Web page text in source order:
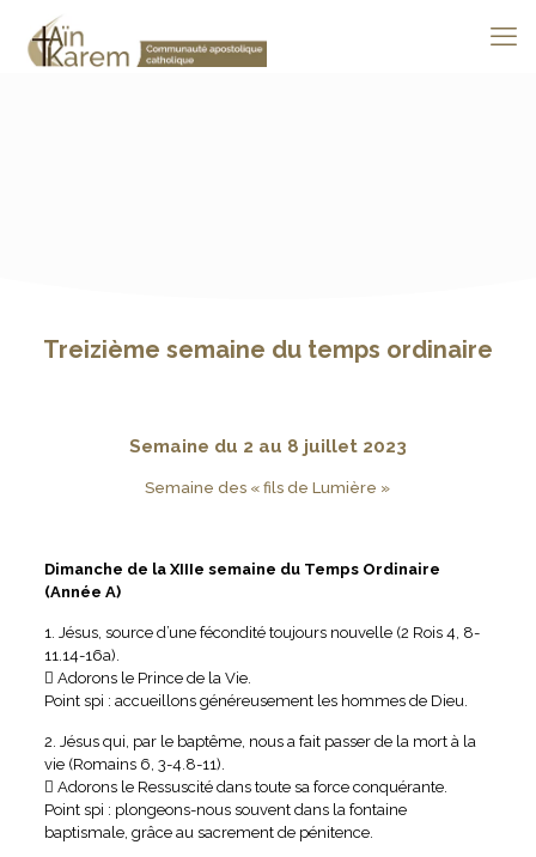
Treizième semaine du temps ordinaire
Semaine du 2 au 8 juillet 2023
Semaine des « fils de Lumière »
Dimanche de la XIIIe semaine du Temps Ordinaire
(Année A)
1. Jésus, source d’une fécondité toujours nouvelle (2 Rois 4, 8-
11.14-16a).
 Adorons le Prince de la Vie.
Point spi : accueillons généreusement les hommes de Dieu.
2. Jésus qui, par le baptême, nous a fait passer de la mort à la
vie (Romains 6, 3-4.8-11).
 Adorons le Ressuscité dans toute sa force conquérante.
Point spi : plongeons-nous souvent dans la fontaine
baptismale, grâce au sacrement de pénitence.